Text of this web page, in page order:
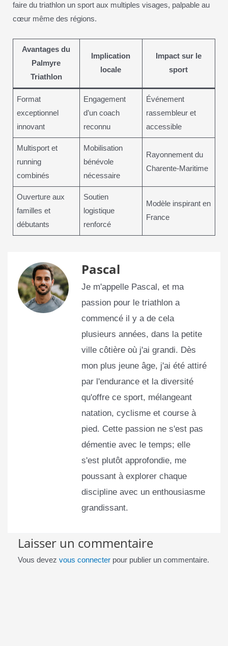
faire du triathlon un sport aux multiples visages, palpable au
cœur même des régions.
Avantages du
Palmyre
Triathlon
Implication
locale
Impact sur le
sport
Format
exceptionnel
innovant
Engagement
d’un coach
reconnu
Événement
rassembleur et
accessible
Multisport et
running
combinés
Mobilisation
bénévole
nécessaire
Rayonnement du
Charente-Maritime
Ouverture aux
familles et
débutants
Soutien
logistique
renforcé
Modèle inspirant en
France
Pascal
Je m'appelle Pascal, et ma
passion pour le triathlon a
commencé il y a de cela
plusieurs années, dans la petite
ville côtière où j'ai grandi. Dès
mon plus jeune âge, j'ai été attiré
par l'endurance et la diversité
qu'offre ce sport, mélangeant
natation, cyclisme et course à
pied. Cette passion ne s'est pas
démentie avec le temps; elle
s'est plutôt approfondie, me
poussant à explorer chaque
discipline avec un enthousiasme
grandissant.
Laisser un commentaire
Vous devez vous connecterpour publier un commentaire.